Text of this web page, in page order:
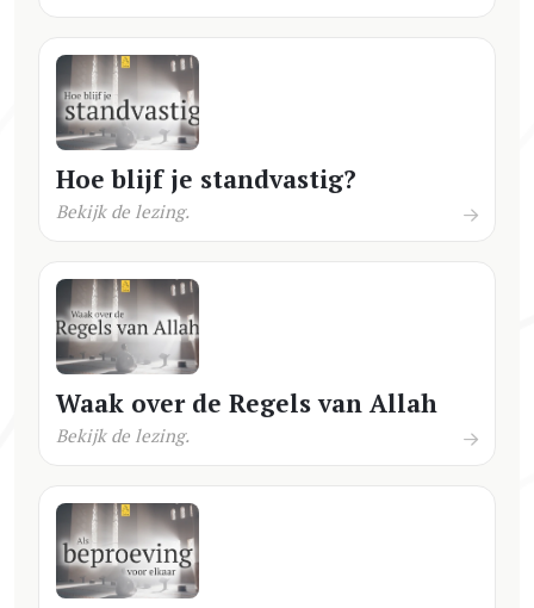
Hoe blijf je standvastig?
Bekijk de lezing.
Waak over de Regels van Allah
Bekijk de lezing.